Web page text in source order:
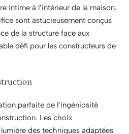
intime à l’intérieur de la maison.
sont astucieusement conçus
de la structure face aux
défi pour les constructeurs de
parfaite de l’ingéniosité
Les choix
des techniques adaptées